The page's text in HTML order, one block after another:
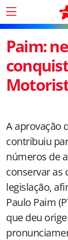
Paim:
A aprovação
contribuiu
números de
conservar as
legislação,
Paulo Paim
que deu